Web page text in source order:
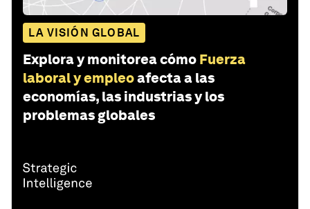
LA VISIÓN GLOBAL
Explora y monitorea cómo Fuerza
laboral y empleoafecta a las
economías, las industrias y los
problemas globales